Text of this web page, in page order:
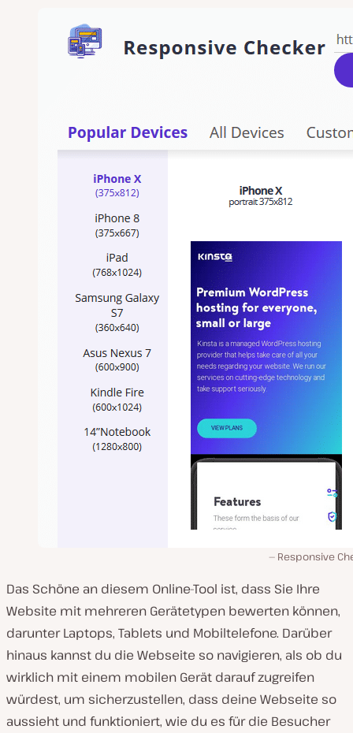
Responsive
Das Schöne an diesem Online-Tool ist, dass Sie Ihre
Website mit mehreren Gerätetypen bewerten können,
darunter Laptops, Tablets und Mobiltelefone. Darüber
hinaus kannst du die Webseite so navigieren, als ob du
wirklich mit einem mobilen Gerät darauf zugreifen
würdest, um sicherzustellen, dass deine Webseite so
aussieht und funktioniert, wie du es für die Besucher